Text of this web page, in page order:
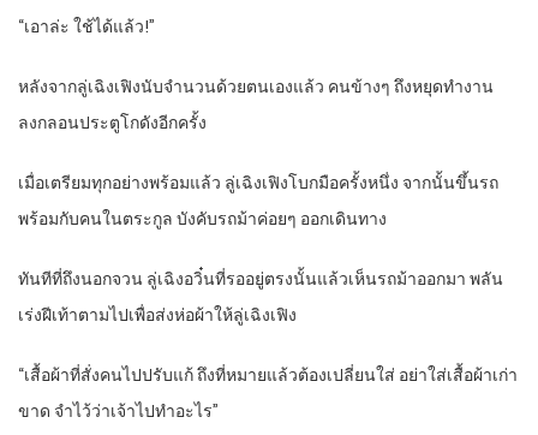
“เอาล่ะ ใช้ได้แล้ว!”
หลังจากลู่เฉิงเฟิงนับจำนวนด้วยตนเองแล้ว คนข้างๆ ถึงหยุดทำงาน
ลงกลอนประตูโกดังอีกครั้ง
เมื่อเตรียมทุกอย่างพร้อมแล้ว ลู่เฉิงเฟิงโบกมือครั้งหนึ่ง จากนั้นขึ้นรถ
พร้อมกับคนในตระกูล บังคับรถม้าค่อยๆ ออกเดินทาง
ทันทีที่ถึงนอกจวน ลู่เฉิงอวิ๋นที่รออยู่ตรงนั้นแล้วเห็นรถม้าออกมา พลัน
เร่งฝีเท้าตามไปเพื่อส่งห่อผ้าให้ลู่เฉิงเฟิง
“เสื้อผ้าที่สั่งคนไปปรับแก้ ถึงที่หมายแล้วต้องเปลี่ยนใส่ อย่าใส่เสื้อผ้าเก่า
ขาด จำไว้ว่าเจ้าไปทำอะไร”